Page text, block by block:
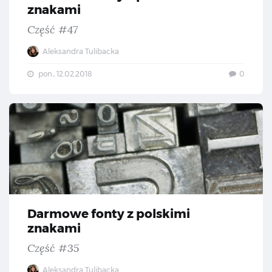
znakami
Część #47
Aleksandra Tulibacka
pon., 12.02.2018 0
Darmowe fonty z polskimi
znakami
Część #35
Aleksandra Tulibacka